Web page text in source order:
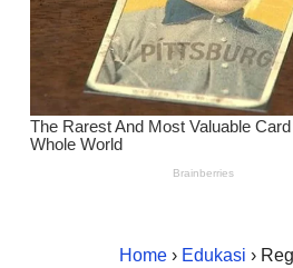
Home › Edukasi ›